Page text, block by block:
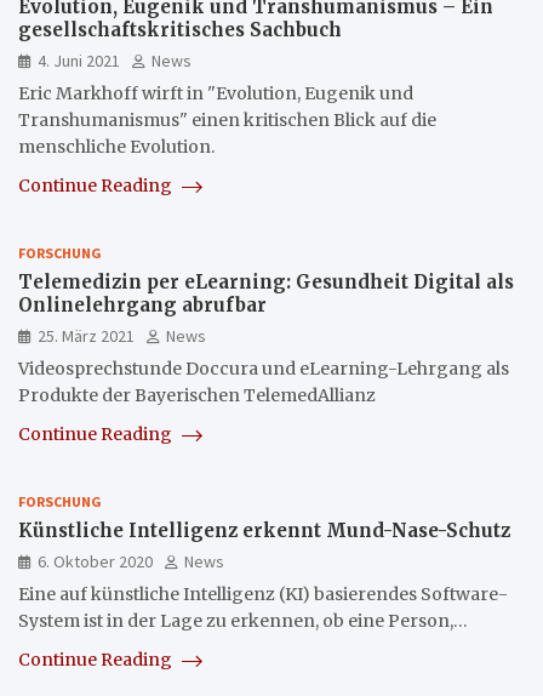
Evolution, Eugenik und Transhumanismus – Ein
gesellschaftskritisches Sachbuch
4. Juni 2021
News
Eric Markhoff wirft in "Evolution, Eugenik und
Transhumanismus" einen kritischen Blick auf die
menschliche Evolution.
Continue Reading
FORSCHUNG
Telemedizin per eLearning: Gesundheit Digital als
Onlinelehrgang abrufbar
25. März 2021
News
Videosprechstunde Doccura und eLearning-Lehrgang als
Produkte der Bayerischen TelemedAllianz
Continue Reading
FORSCHUNG
Künstliche Intelligenz erkennt Mund-Nase-Schutz
6. Oktober 2020
News
Eine auf künstliche Intelligenz (KI) basierendes Software-
System ist in der Lage zu erkennen, ob eine Person,…
Continue Reading